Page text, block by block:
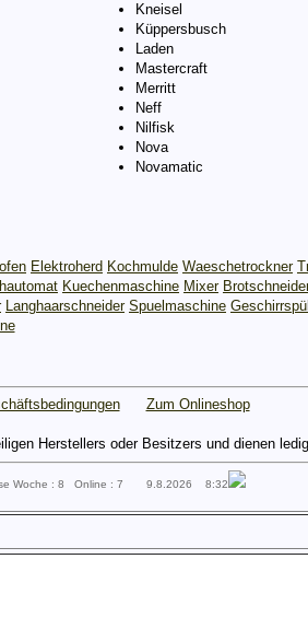
Kneisel
Küppersbusch
Laden
Mastercraft
Merritt
Neff
Nilfisk
Nova
Novamatic
Elektroherd Kochmulde Waeschetrockner
Kuechenmaschine Mixer
Langhaarschneider Spuelmaschine
Zum Onlineshop
Herstellers oder Besitzers und dienen
Woche : 8 Online : 7 9.8.2026 8:32